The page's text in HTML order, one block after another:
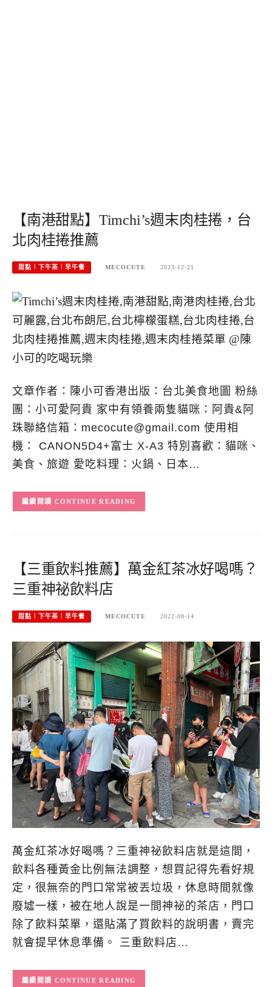
【南港甜點】Timchi’s週末肉桂捲，台
北肉桂捲推薦
甜點︱下午茶︱早午餐 MECOCUTE 2023-12-21
文章作者：陳小可香港出版：台北美食地圖 粉絲
團：小可愛阿貴 家中有領養兩隻貓咪：阿貴&阿
珠聯絡信箱： mecocute@gmail.com 使用相
機： CANON5D4+富士 X-A3 特別喜歡：貓咪、
美食、旅遊 愛吃料理：火鍋、日本…
CONTINUE READING
【三重飲料推薦】萬金紅茶冰好喝嗎？
三重神祕飲料店
甜點︱下午茶︱早午餐 MECOCUTE 2022-08-14
萬金紅茶冰好喝嗎？三重神祕飲料店就是這間，
飲料各種黃金比例無法調整，想買記得先看好規
定，很無奈的門口常常被丟垃圾，休息時間就像
廢墟一樣，被在地人說是一間神祕的茶店，門口
除了飲料菜單，還貼滿了買飲料的說明書，賣完
就會提早休息準備。 三重飲料店…
CONTINUE READING